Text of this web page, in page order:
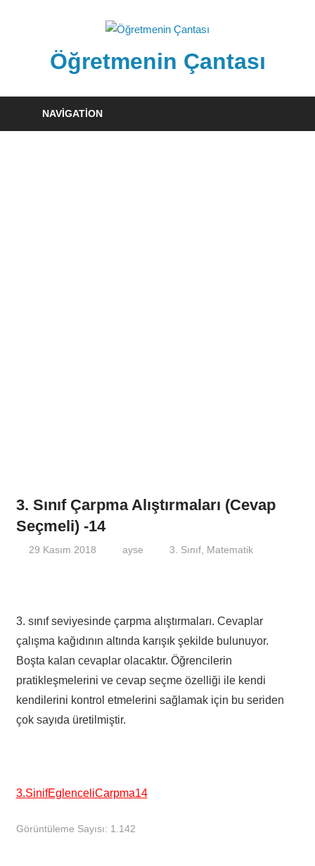
Öğretmenin Çantası
Çantsından
NAVIGATION
3. Sınıf Çarpma Alıştırmaları (Cevap
Seçmeli) -14
29 Kasım 2018 ayse 3. Sınıf Matematik
3. sınıf seviyesinde çarpma alıştırmaları. Cevaplar
çalışma kağıdının altında karışık şekilde bulunuyor.
Boşta kalan cevaplar olacaktır. Öğrencilerin
pratikleşmelerini ve cevap seçme özelliği ile kendi
kendilerini kontrol etmelerini sağlamak için bu seriden
çok sayıda üretilmiştir.
3.SinifEglenceliCarpma14
Görüntüleme Sayısı: 1.142